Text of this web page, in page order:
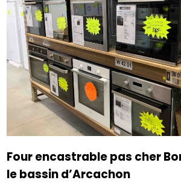
Four encastrable pas cher
le bassin d’Arcachon